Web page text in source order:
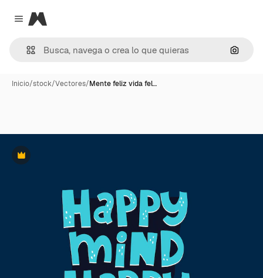
Close menu
Magnific
Inicio/stock/Vectores/Mente feliz vida fel…
Premium